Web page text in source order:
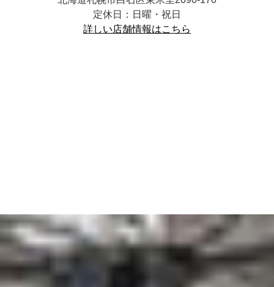
定休日：日曜・祝日
詳しい店舗情報はこちら